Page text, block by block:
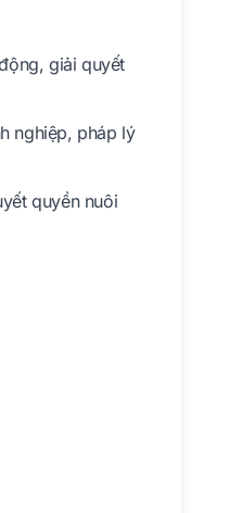
giải quyết
nghiệp, pháp lý
quyền nuôi